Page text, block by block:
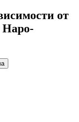
от
Наро-